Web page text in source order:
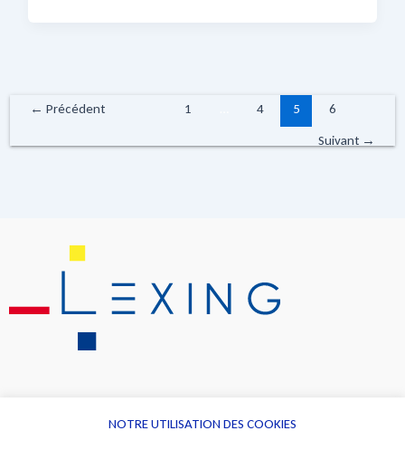
← Précédent 1 4 5
6
Suivant →
NOTRE UTILISATION DES COOKIES